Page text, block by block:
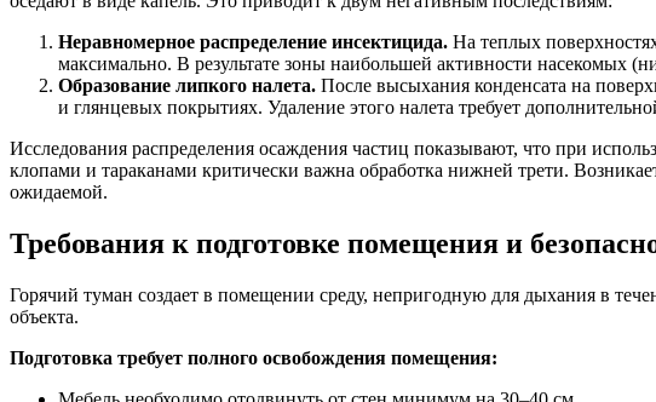
Неравномерное распределение инсектицида. На теплых
максимально. В результате зоны наибольшей активности насекомых
Образование липкого налета. После высыхания конденсата на
и глянцевых покрытиях. Удаление этого налета требует
Исследования распределения осаждения частиц показывают, что при
клопами и тараканами критически важна обработка нижней трети.
ожидаемой.
Требования к подготовке помещения и
Горячий туман создает в помещении среду, непригодную для дыхания в
объекта.
Подготовка требует полного освобождения помещения: